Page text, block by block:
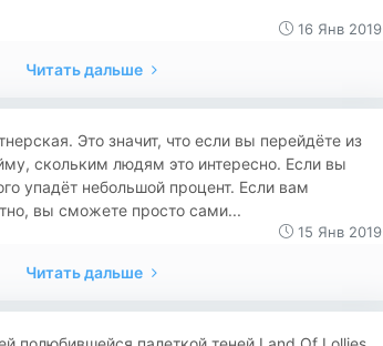
16 Янв 2019
Читать дальше
Это значит, что если вы перейдёте из
скольким людям это интересно. Если вы
упадёт небольшой процент. Если вам
вы сможете просто сами...
15 Янв 2019
Читать дальше